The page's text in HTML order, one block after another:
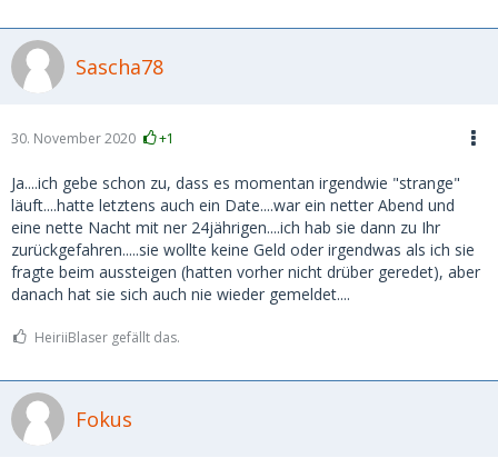
Sascha78
30. November 2020 +1
Ja....ich gebe schon zu, dass es momentan irgendwie "strange"
läuft....hatte letztens auch ein Date....war ein netter Abend und
eine nette Nacht mit ner 24jährigen....ich hab sie dann zu Ihr
zurückgefahren.....sie wollte keine Geld oder irgendwas als ich sie
fragte beim aussteigen (hatten vorher nicht drüber geredet), aber
danach hat sie sich auch nie wieder gemeldet....
HeiriiBlaser gefällt das.
Fokus